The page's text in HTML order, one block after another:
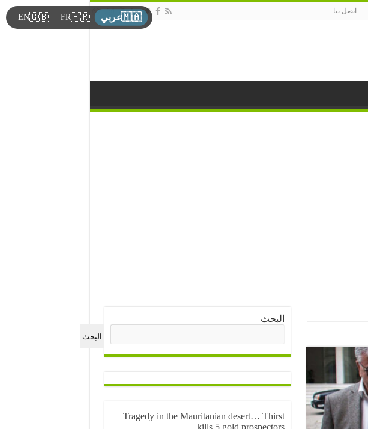
اتصل بنا
البحث
البحث
Tragedy in the Mauritanian desert… Thirst
kills 5 gold prospectors
🇲🇦عربي 🇫🇷
FR
🇬🇧
EN